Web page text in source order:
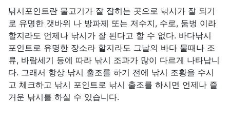
낚시포인트란 물고기가 잘 잡히는 곳으로 낚시가 잘 되기
로 유명한 갯바위 나 방파제 또는 저수지, 수로, 둠벙 이라
할지라도 언제나 낚시가 잘 된다고 할 수 없다. 바다낚시
포인트로 유명한 장소라 할지라도 그날의 바다 물때나 조
류, 바람세기 등에 따라 낚시 조과가 많이 다르게 나타납니
다. 그래서 항상 낚시 출조를 하기 전에 낚시 조황을 수시
고 체크하고 낚시 포인트로 낚시 출조를 하시면 언제나 즐
거운 낚시를 하실 수 있습니다.